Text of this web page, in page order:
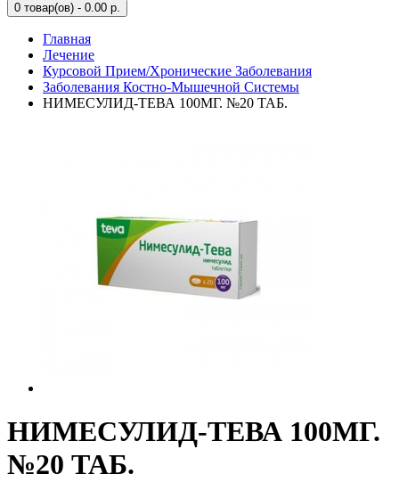
0 товар(ов) - 0.00 р.
Главная
Лечение
Курсовой Прием/Хронические Заболевания
Заболевания Костно-Мышечной Системы
НИМЕСУЛИД-ТЕВА 100МГ. №20 ТАБ.
НИМЕСУЛИД-ТЕВА 100МГ.
№20 ТАБ.